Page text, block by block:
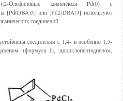
Олефиновые комплексы Pd(0) с
[Pd(DBA)3] или [Pd2(DBA)3] используют
соединений.
соединения с 1,4- и особенно 1,5-
(формула I), дициклопентадиеном,